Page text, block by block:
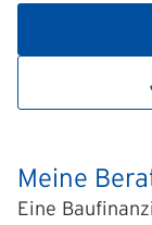
Meine
Eine